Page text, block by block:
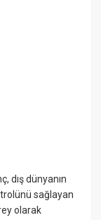
dış dünyanın
sağlayan
olarak